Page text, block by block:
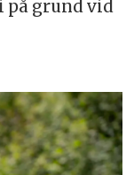
grund vid